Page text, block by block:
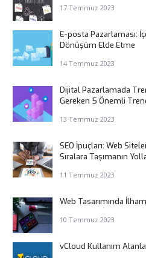
17 Temmuz 2023
E-posta Pazarlaması:
Dönüşüm Elde Etme
14 Temmuz 2023
Dijital Pazarlamada
Gereken 5 Önemli
13 Temmuz 2023
SEO İpuçları: Web
Sıralara Taşımanın
11 Temmuz 2023
Web Tasarımında
10 Temmuz 2023
vCloud Kullanım